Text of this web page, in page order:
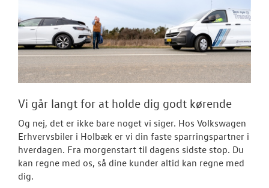
Vi går langt for at holde dig godt kørende
Og nej, det er ikke bare noget vi siger. Hos Volkswagen
Erhvervsbiler i Holbæk er vi din faste sparringspartner i
hverdagen. Fra morgenstart til dagens sidste stop. Du
kan regne med os, så dine kunder altid kan regne med
dig.